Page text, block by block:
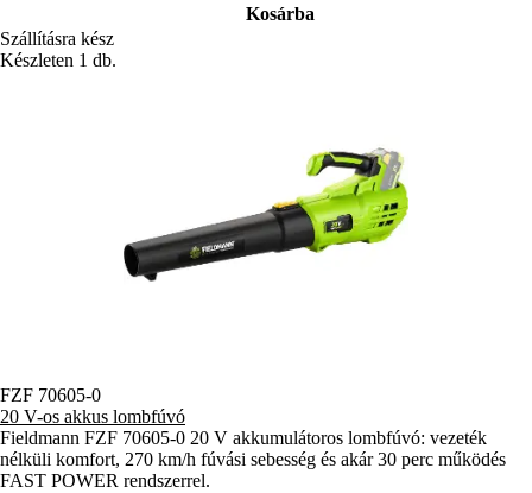
Kosárba
Szállításra kész
Készleten 1 db.
FZF 70605-0
20 V-os akkus lombfúvó
Fieldmann FZF 70605-0 20 V akkumulátoros lombfúvó: vezeték
nélküli komfort, 270 km/h fúvási sebesség és akár 30 perc működés
FAST POWER rendszerrel.